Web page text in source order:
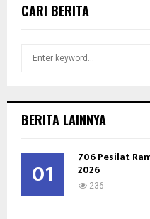
CARI BERITA
h
o
BERITA LAINNYA
01 706 Pesilat
2026
236